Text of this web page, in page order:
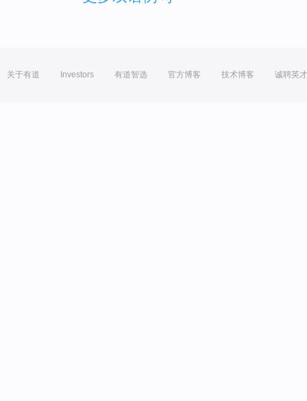
关于有道 Investors 有道智选 官方博客 技术博客 诚聘英才